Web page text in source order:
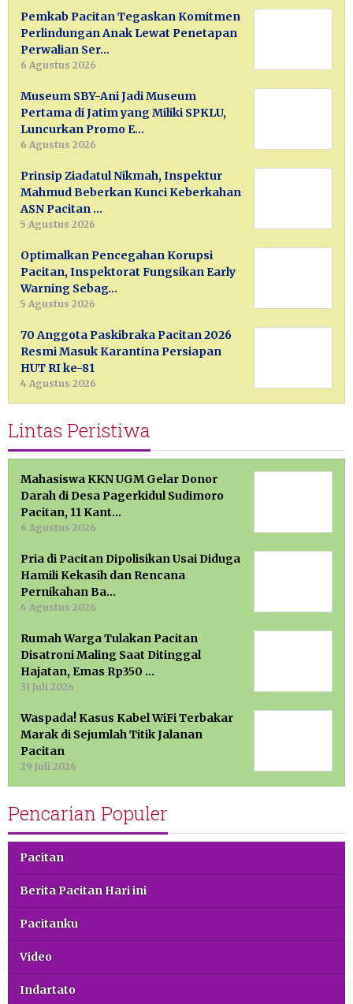
Pemkab Pacitan Tegaskan Komitmen
Perlindungan Anak Lewat Penetapan
Perwalian Ser…
6 Agustus 2026
Museum SBY-Ani Jadi Museum
Pertama di Jatim yang Miliki SPKLU,
Luncurkan Promo E…
6 Agustus 2026
Prinsip Ziadatul Nikmah, Inspektur
Mahmud Beberkan Kunci Keberkahan
ASN Pacitan …
5 Agustus 2026
Optimalkan Pencegahan Korupsi
Pacitan, Inspektorat Fungsikan Early
Warning Sebag…
5 Agustus 2026
70 Anggota Paskibraka Pacitan 2026
Resmi Masuk Karantina Persiapan
HUT RI ke-81
4 Agustus 2026
Lintas Peristiwa
Mahasiswa KKN UGM Gelar Donor
Darah di Desa Pagerkidul Sudimoro
Pacitan, 11 Kant…
6 Agustus 2026
Pria di Pacitan Dipolisikan Usai Diduga
Hamili Kekasih dan Rencana
Pernikahan Ba…
4 Agustus 2026
Rumah Warga Tulakan Pacitan
Disatroni Maling Saat Ditinggal
Hajatan, Emas Rp350 …
31 Juli 2026
Waspada! Kasus Kabel WiFi Terbakar
Marak di Sejumlah Titik Jalanan
Pacitan
29 Juli 2026
Pencarian Populer
Pacitan
Berita Pacitan Hari ini
Pacitanku
Video
Indartato